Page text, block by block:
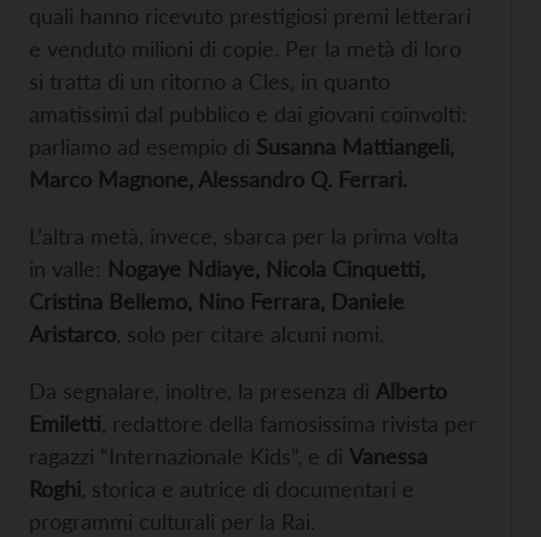
quali hanno ricevuto prestigiosi premi letterari
e venduto milioni di copie. Per la metà di loro
si tratta di un ritorno a Cles, in quanto
amatissimi dal pubblico e dai giovani coinvolti:
parliamo ad esempio di Susanna Mattiangeli,
Marco Magnone, Alessandro Q. Ferrari.
L’altra metà, invece, sbarca per la prima volta
in valle: Nogaye Ndiaye, Nicola Cinquetti,
Cristina Bellemo, Nino Ferrara, Daniele
Aristarco , solo per citare alcuni nomi.
Da segnalare, inoltre, la presenza di Alberto
Emiletti , redattore della famosissima rivista per
ragazzi “Internazionale Kids”, e di Vanessa
Roghi , storica e autrice di documentari e
programmi culturali per la Rai.